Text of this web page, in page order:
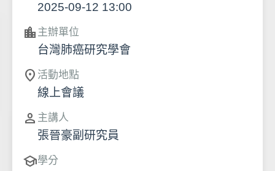
2025-09-12 13:00
location_city 主辦單位
台灣肺癌研究學會
location_on 活動地點
線上會議
person 主講人
張晉豪副研究員
school學分